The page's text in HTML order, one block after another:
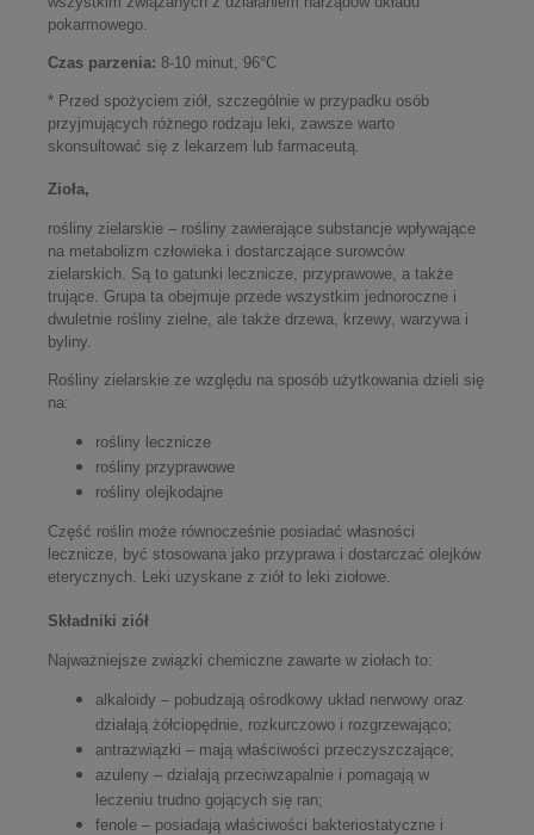
pokarmowego.
Czas parzenia: 8-10 minut, 96°C
* Przed spożyciem ziół, szczególnie w przypadku osób
przyjmujących różnego rodzaju leki, zawsze warto
skonsultować się z lekarzem lub farmaceutą.
Zioła,
rośliny zielarskie – rośliny zawierające substancje wpływające
na metabolizm człowieka i dostarczające surowców
zielarskich. Są to gatunki lecznicze, przyprawowe, a także
trujące. Grupa ta obejmuje przede wszystkim jednoroczne i
dwuletnie rośliny zielne, ale także drzewa, krzewy, warzywa i
byliny.
Rośliny zielarskie ze względu na sposób użytkowania dzieli się
na:
rośliny lecznicze
rośliny przyprawowe
rośliny olejkodajne
Część roślin może równocześnie posiadać własności
lecznicze, być stosowana jako przyprawa i dostarczać olejków
eterycznych. Leki uzyskane z ziół to leki ziołowe.
Składniki ziół
Najważniejsze związki chemiczne zawarte w ziołach to:
alkaloidy – pobudzają ośrodkowy układ nerwowy oraz
działają żółciopędnie, rozkurczowo i rozgrzewająco;
antrazwiązki – mają właściwości przeczyszczające;
azuleny – działają przeciwzapalnie i pomagają w
leczeniu trudno gojących się ran;
fenole – posiadają właściwości bakteriostatyczne i